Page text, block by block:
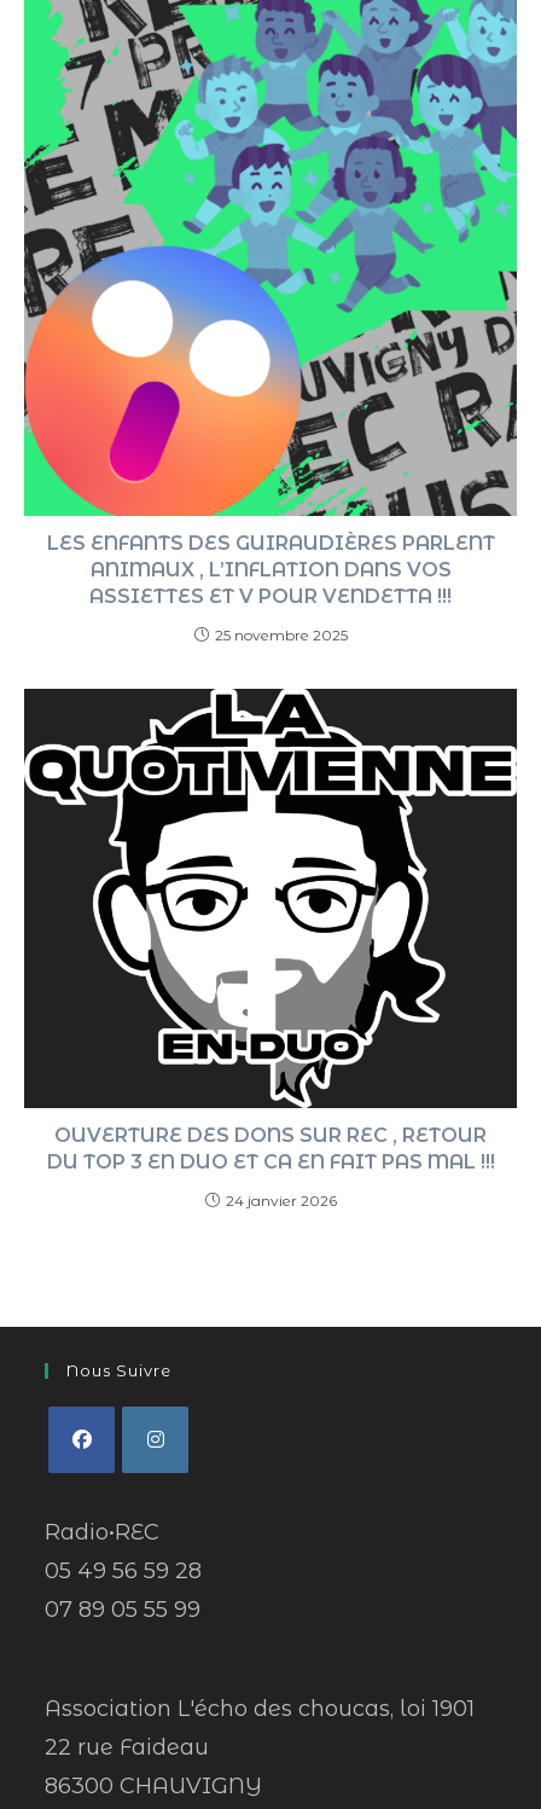
LES ENFANTS DES GUIRAUDIÈRES PARLENT
ANIMAUX , L’INFLATION DANS VOS
ASSIETTES ET V POUR VENDETTA !!!
25 novembre 2025
OUVERTURE DES DONS SUR REC , RETOUR
DU TOP 3 EN DUO ET CA EN FAIT PAS MAL !!!
24 janvier 2026
Nous Suivre
Radio•REC
05 49 56 59 28
07 89 05 55 99
Association L'écho des choucas, loi 1901
22 rue Faideau
86300 CHAUVIGNY